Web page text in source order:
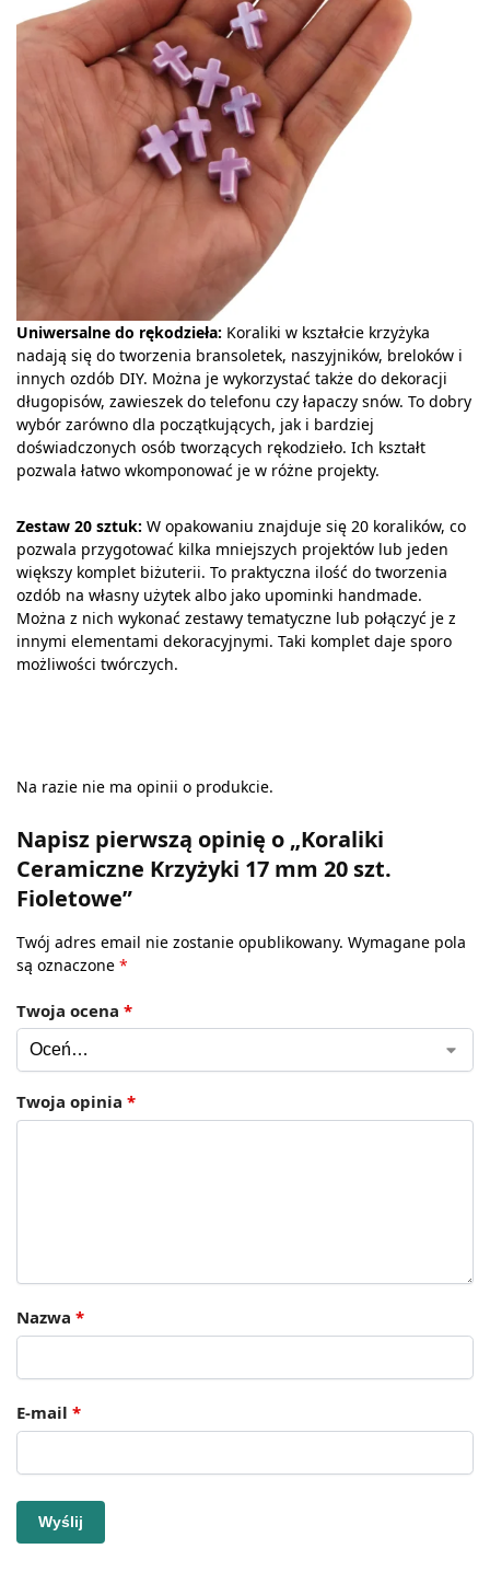
Uniwersalne do rękodzieła: Koraliki w kształcie krzyżyka
nadają się do tworzenia bransoletek, naszyjników, breloków i
innych ozdób DIY. Można je wykorzystać także do dekoracji
długopisów, zawieszek do telefonu czy łapaczy snów. To dobry
wybór zarówno dla początkujących, jak i bardziej
doświadczonych osób tworzących rękodzieło. Ich kształt
pozwala łatwo wkomponować je w różne projekty.
Zestaw 20 sztuk: W opakowaniu znajduje się 20 koralików, co
pozwala przygotować kilka mniejszych projektów lub jeden
większy komplet biżuterii. To praktyczna ilość do tworzenia
ozdób na własny użytek albo jako upominki handmade.
Można z nich wykonać zestawy tematyczne lub połączyć je z
innymi elementami dekoracyjnymi. Taki komplet daje sporo
możliwości twórczych.
Na razie nie ma opinii o produkcie.
Napisz pierwszą opinię o „Koraliki
Ceramiczne Krzyżyki 17 mm 20 szt.
Fioletowe”
Twój adres email nie zostanie opublikowany. Wymagane pola
są oznaczone *
Twoja ocena *
Twoja opinia *
Nazwa *
E-mail *